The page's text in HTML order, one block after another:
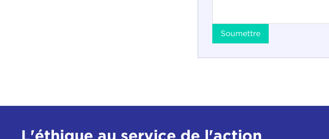
Soumettre